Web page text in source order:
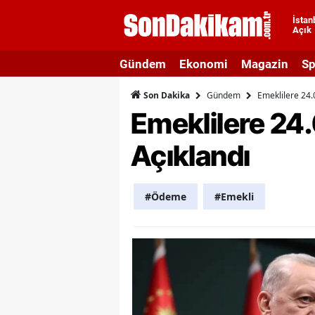
Açık
Gündem Ekonomi Magazin
Son Dakika Gündem Emeklilere
Emeklilere
Açıklandı
#Ödeme #Emekli